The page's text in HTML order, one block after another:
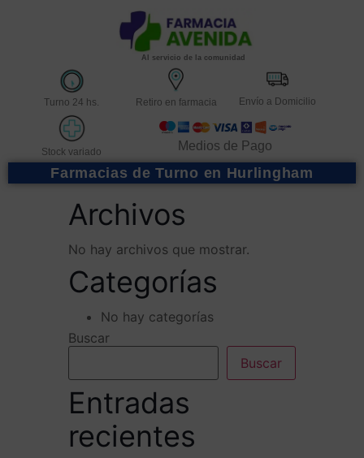
Al servicio de la comunidad
Turno 24 hs. Retiro en farmacia Envío a Domicilio
Stock variado Medios de Pago
Farmacias de Turno en Hurlingham
Archivos
No hay archivos que mostrar.
Categorías
No hay categorías
Buscar
Buscar
Entradas
recientes